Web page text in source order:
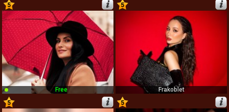
5
33
Free
5
Frakoblet
5
5